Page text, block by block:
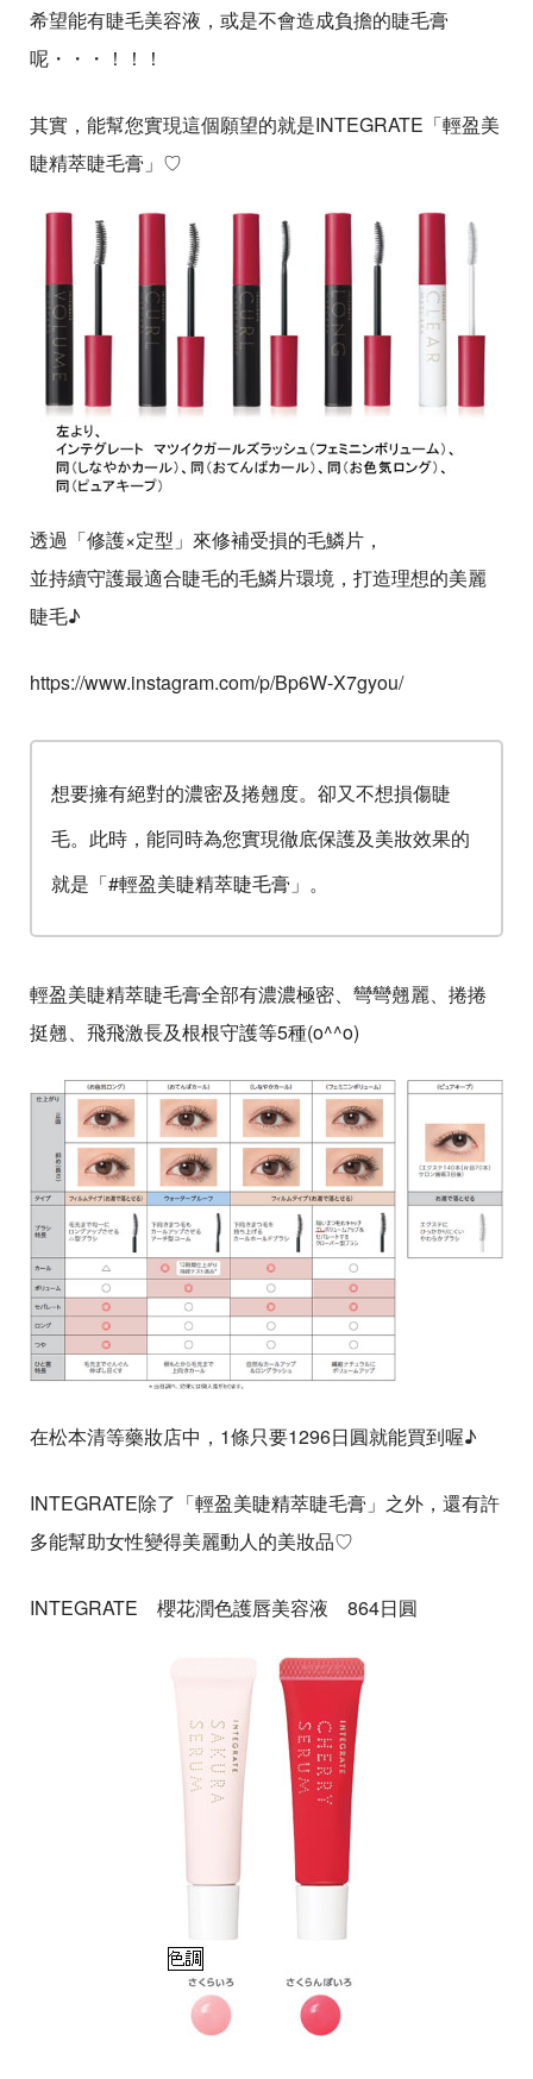
希望能有睫毛美容液，或是不會造成負擔的睫毛膏
呢・・・！！！
其實，能幫您實現這個願望的就是INTEGRATE「輕盈美
睫精萃睫毛膏」♡
透過「修護×定型」來修補受損的毛鱗片，
並持續守護最適合睫毛的毛鱗片環境，打造理想的美麗
睫毛♪
https://www.instagram.com/p/Bp6W-X7gyou/
想要擁有絕對的濃密及捲翹度。卻又不想損傷睫
毛。此時，能同時為您實現徹底保護及美妝效果的
就是「#輕盈美睫精萃睫毛膏」。
輕盈美睫精萃睫毛膏全部有濃濃極密、彎彎翹麗、捲捲
挺翹、飛飛激長及根根守護等5種(o^^o)
在松本清等藥妝店中，1條只要1296日圓就能買到喔♪
INTEGRATE除了「輕盈美睫精萃睫毛膏」之外，還有許
多能幫助女性變得美麗動人的美妝品♡
INTEGRATE 櫻花潤色護唇美容液 864日圓